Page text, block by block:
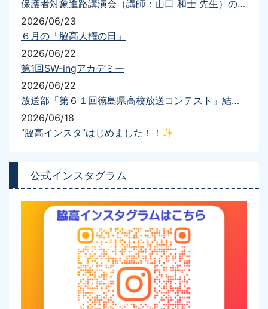
公式インスタグラム
保護者対象進路講演会（講師：山口 和士 先生）の開催について
2026/06/23
６月の「脇高人権の日」
2026/06/22
第1回SW-ingアカデミー
2026/06/22
放送部「第６１回徳島県高校放送コンテスト」結果報告
2026/06/18
”脇高インスタ”はじめました！！✨